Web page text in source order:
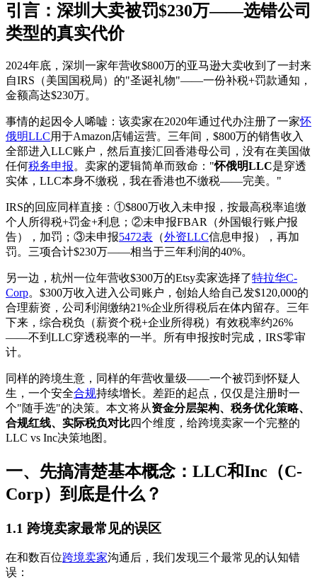
引言：深圳大卖被罚$230万——选错公司
类型的真实代价
2024年底，深圳一家年营收$800万的亚马逊大卖收到了一封来
自IRS（美国国税局）的"圣诞礼物"——一份补税+罚款通知，
金额高达$230万。
事情的起因令人唏嘘：该卖家在2020年通过代办注册了一家怀
俄明LLC用于Amazon店铺运营。三年间，$800万的销售收入
全部进入LLC账户，然后直接汇回香港母公司，没有在美国做
任何税务申报。卖家的逻辑简单而致命："怀俄明LLC是穿透
实体，LLC本身不缴税，我在香港也不缴税——完美。"
IRS的回应同样直接：①$800万收入未申报，按最高税率追缴
个人所得税+罚金+利息；②未申报FBAR（外国银行账户报
告），加罚；③未申报5472表 （外资LLC信息申报），再加
罚。三项合计$230万——相当于三年利润的40%。
另一边，杭州一位年营收$300万的Etsy卖家选择了特拉华C-
Corp。$300万收入进入公司账户，创始人给自己发$120,000的
合理薪资，公司利润缴纳21%企业所得税后在体内留存。三年
下来，综合税负（薪资个税+企业所得税）有效税率约26%
——不到LLC穿透税率的一半。所有申报按时完成，IRS零审
计。
同样的跨境生意，同样的年营收量级——一个被罚到怀疑人
生，一个安全合规持续增长。差距的起点，仅仅是注册时一
个"随手选"的决策。本文将从资金分层架构、税务优化策略、
合规红线、实际税负对比四个维度，给跨境卖家一个完整的
LLC vs Inc决策地图。
一、先搞清楚基本概念：LLC和Inc（C-
Corp）到底是什么？
1.1 跨境卖家最常见的误区
在和数百位跨境卖家沟通后，我们发现三个最常见的认知错
误：